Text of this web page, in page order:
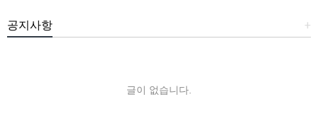
+
공지사항
글이 없습니다.